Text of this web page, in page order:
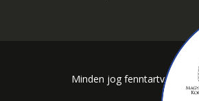
Minden jog fenntartva -